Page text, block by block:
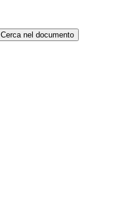
Cerca nel documento